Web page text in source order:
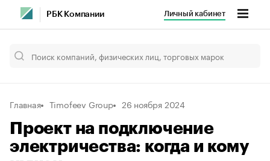
РБК Компании Личный кабинет
Главная Timofeev Group 26 ноября 2024
Проект на подключение
электричества: когда и кому